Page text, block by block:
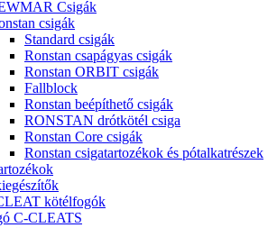
Csigák
csigák
Standard csigák
Ronstan csapágyas csigák
Ronstan ORBIT csigák
Fallblock
Ronstan beépíthető csigák
RONSTAN drótkötél csiga
Ronstan Core csigák
Ronstan csigatartozékok és pótalkatrészek
kötélfogók
C-CLEATS